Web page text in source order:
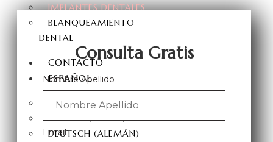
IMPLANTES DENTALES
BLANQUEAMIENTO
DENTAL
CONTACTO
ESPAÑOL
TÜRKÇE(TURCO)
ENGLISH(INGLÉS)
DEUTSCH (ALEMÁN)
Consulta Gratis
Nombre Apellido
Email